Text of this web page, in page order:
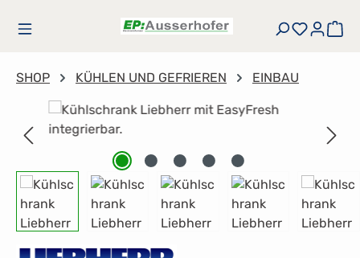
Zum Hauptinhalt springen
Du hast
SHOP KÜHLEN UND GEFRIEREN EINBAU
Bildergalerie überspringen